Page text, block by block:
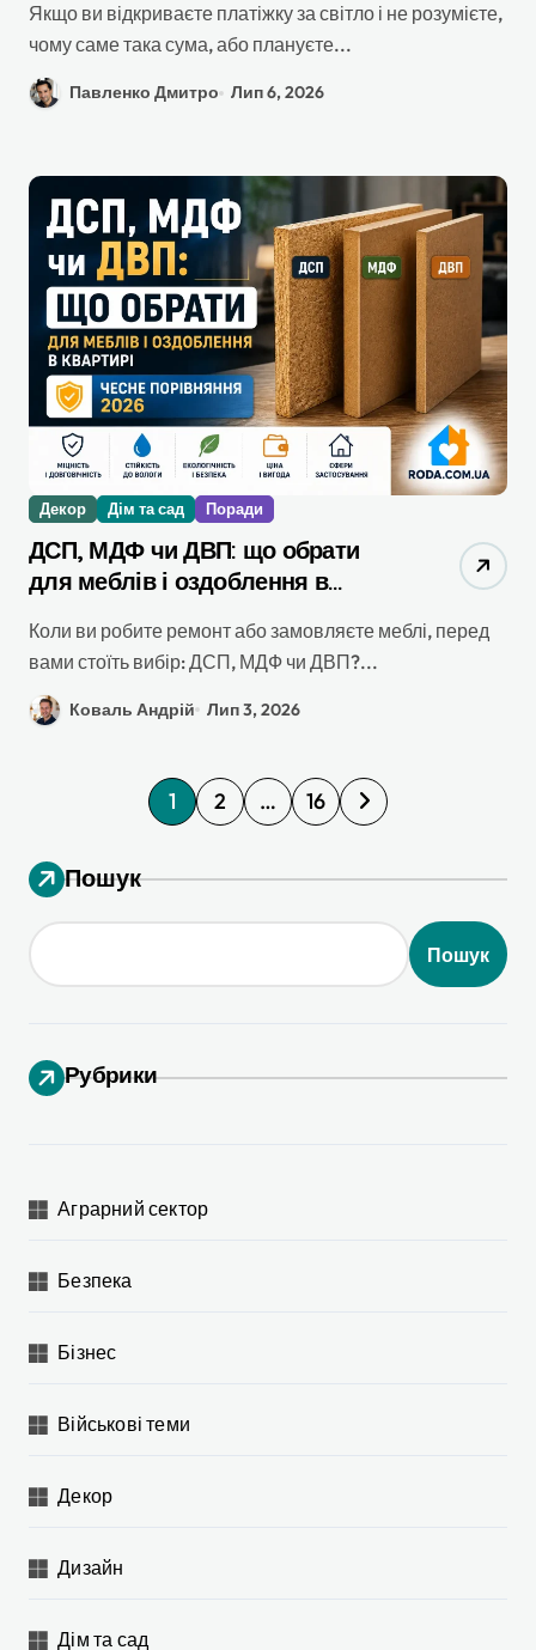
заощаджувати під час ремонту
Якщо ви відкриваєте платіжку за світло і не розумієте,
чому саме така сума, або плануєте...
Павленко Дмитро Лип 6, 2026
Декор Дім та сад Поради
ДСП, МДФ чи ДВП: що обрати
для меблів і оздоблення в
Коли ви робите ремонт або замовляєте меблі, перед
вами стоїть вибір: ДСП, МДФ чи ДВП?...
Коваль Андрій Лип 3, 2026
П
а
г
і
а
і
1 2 … 16
Пошук
Пошук
Рубрики
Аграрний сектор
Безпека
Бізнес
Військові теми
Декор
Дизайн
Дім та сад